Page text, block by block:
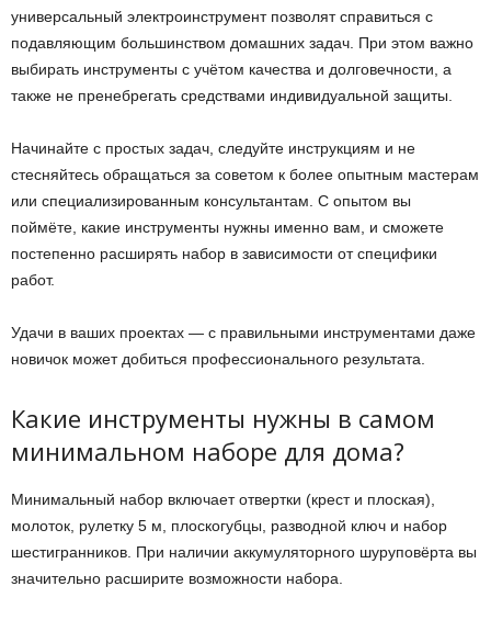
универсальный электроинструмент позволят справиться с
подавляющим большинством домашних задач. При этом важно
выбирать инструменты с учётом качества и долговечности, а
также не пренебрегать средствами индивидуальной защиты.
Начинайте с простых задач, следуйте инструкциям и не
стесняйтесь обращаться за советом к более опытным мастерам
или специализированным консультантам. С опытом вы
поймёте, какие инструменты нужны именно вам, и сможете
постепенно расширять набор в зависимости от специфики
работ.
Удачи в ваших проектах — с правильными инструментами даже
новичок может добиться профессионального результата.
Какие инструменты нужны в самом
минимальном наборе для дома?
Минимальный набор включает отвертки (крест и плоская),
молоток, рулетку 5 м, плоскогубцы, разводной ключ и набор
шестигранников. При наличии аккумуляторного шуруповёрта вы
значительно расширите возможности набора.